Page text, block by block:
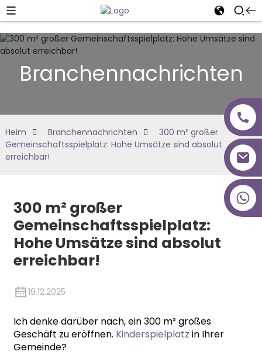
Branchennachrichten
Heim Branchennachrichten
300 m² großer
Gemeinschaftsspielplatz: Hohe Umsätze sind absolut
erreichbar!
300 m² großer
Gemeinschaftsspielplatz:
Hohe Umsätze sind absolut
erreichbar!
19.12.2025
Ich denke darüber nach, ein 300 m² großes
Geschäft zu eröffnen. Kinderspielplatz in Ihrer
Gemeinde?